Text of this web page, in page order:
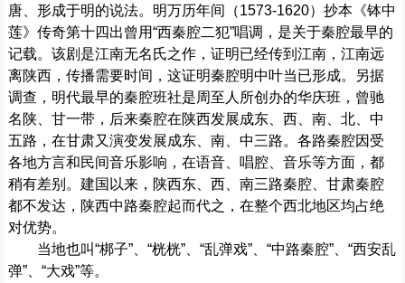
唐、形成于明的说法。明万历年间（1573-1620）抄本《钵中
莲》传奇第十四出曾用“西秦腔二犯”唱调，是关于秦腔最早的
记载。该剧是江南无名氏之作，证明已经传到江南，江南远
离陕西，传播需要时间，这证明秦腔明中叶当已形成。另据
调查，明代最早的秦腔班社是周至人所创办的华庆班，曾驰
名陕、甘一带，后来秦腔在陕西发展成东、西、南、北、中
五路，在甘肃又演变发展成东、南、中三路。各路秦腔因受
各地方言和民间音乐影响，在语音、唱腔、音乐等方面，都
稍有差别。建国以来，陕西东、西、南三路秦腔、甘肃秦腔
都不发达，陕西中路秦腔起而代之，在整个西北地区均占绝
对优势。
当地也叫“梆子”、“桄桄”、“乱弹戏”、“中路秦腔”、“西安乱
弹”、“大戏”等。